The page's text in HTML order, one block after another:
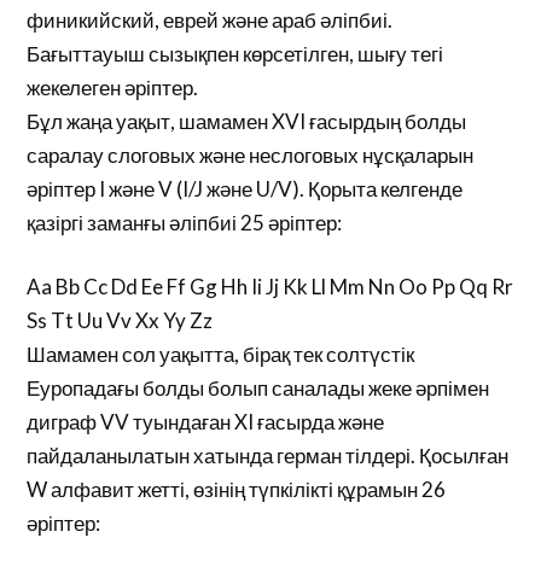
финикийский, еврей және араб әліпбиі.
Бағыттауыш сызықпен көрсетілген, шығу тегі
жекелеген әріптер.
Бұл жаңа уақыт, шамамен XVI ғасырдың болды
саралау слоговых және неслоговых нұсқаларын
әріптер I және V (I/J және U/V). Қорыта келгенде
қазіргі заманғы әліпбиі 25 әріптер:
Aa Bb Cc Dd Ee Ff Gg Hh Ii Jj Kk Ll Mm Nn Oo Pp Qq Rr
Ss Tt Uu Vv Xx Yy Zz
Шамамен сол уақытта, бірақ тек солтүстік
Еуропадағы болды болып саналады жеке әрпімен
диграф VV туындаған XI ғасырда және
пайдаланылатын хатында герман тілдері. Қосылған
W алфавит жетті, өзінің түпкілікті құрамын 26
әріптер: